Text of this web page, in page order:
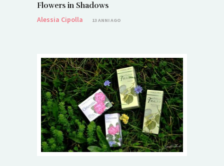
Flowers in Shadows
Alessia Cipolla
13 ANNI AGO